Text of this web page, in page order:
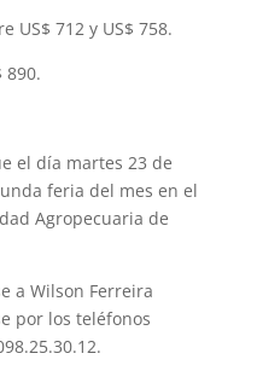
US$ 712 y US$ 758.
890.
el día martes 23 de
feria del mes en el
Agropecuaria de
a Wilson Ferreira
por los teléfonos